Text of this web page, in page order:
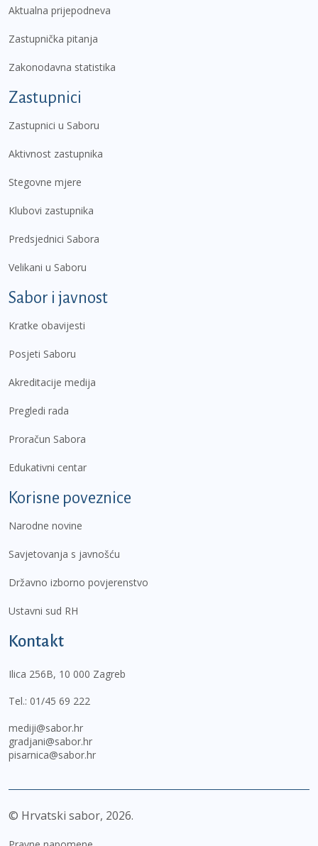
Aktualna prijepodneva
Zastupnička pitanja
Zakonodavna statistika
Zastupnici
Zastupnici u Saboru
Aktivnost zastupnika
Stegovne mjere
Klubovi zastupnika
Predsjednici Sabora
Velikani u Saboru
Sabor i javnost
Kratke obavijesti
Posjeti Saboru
Akreditacije medija
Pregledi rada
Proračun Sabora
Edukativni centar
Korisne poveznice
Narodne novine
Savjetovanja s javnošću
Državno izborno povjerenstvo
Ustavni sud RH
Kontakt
Ilica 256B, 10 000 Zagreb
Tel.: 01/45 69 222
mediji@sabor.hr
gradjani@sabor.hr
pisarnica@sabor.hr
© Hrvatski sabor, 2026